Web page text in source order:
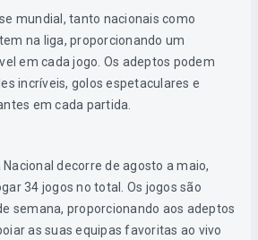
mundial, tanto nacionais como
na liga, proporcionando um
em cada jogo. Os adeptos podem
incríveis, golos espetaculares e
em cada partida.
decorre de agosto a maio,
34 jogos no total. Os jogos são
semana, proporcionando aos adeptos
as suas equipas favoritas ao vivo